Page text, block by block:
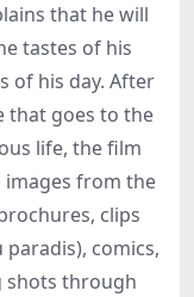
that he will
tastes of his
of his day. After
that goes to the
life, the film
images from the
clips
comics,
shots through